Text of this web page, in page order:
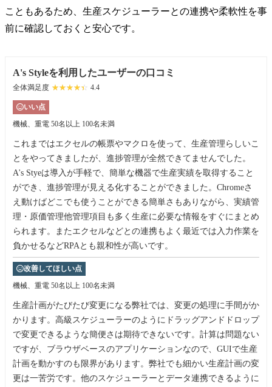
こともあるため、生産スケジューラーとの連携や柔軟性を事
前に確認しておくと安心です。
A's Styleを利用したユーザーの口コミ
全体満足度 ☆☆☆☆☆
★★★★★ 4.4
いい点
機械、重電 50名以上 100名未満
これまではエクセルの帳票やマクロを使って、生産管理らしいこ
とをやってきましたが、進捗管理が全然できてませんでした。
A's Styeは導入が手軽で、簡単な機器で生産実績を取得すること
ができ、進捗管理が見える化することができました。Chromeさ
え動けばどこでも使うことができる簡単さもありながら、実績管
理・原価管理他管理項目も多く生産に必要な情報をすぐにまとめ
られます。またエクセルなどとの連携もよく最近では入力作業を
負かせるなどRPAとも親和性が高いです。
改善してほしい点
機械、重電 50名以上 100名未満
生産計画がたびたび変更になる弊社では、変更の処理に手間がか
かります。高級スケジューラーのようにドラッグアンドドロップ
で変更できるような簡便さは期待できないです。計算は問題ない
ですが、ブラウザベースのアプリケーションなので、GUIで生産
計画を動かすのも限界があります。弊社でも細かい生産計画の変
更は一苦労です。他のスケジューラーとデータ連携できるように